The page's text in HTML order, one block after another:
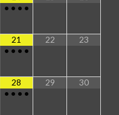
• • • •
21
• • • •
22 23
28
• • • •
29 30